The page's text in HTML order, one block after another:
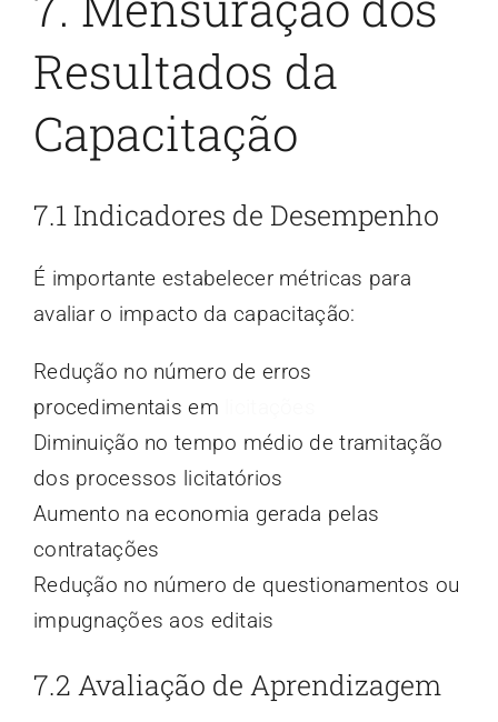
Resultados da
Capacitação
7.1 Indicadores de Desempenho
É importante estabelecer métricas para
avaliar o impacto da capacitação:
Redução no número de erros
procedimentais em
Diminuição no tempo médio de tramitação
dos processos licitatórios
Aumento na economia gerada pelas
contratações
Redução no número de questionamentos ou
impugnações aos editais
7.2 Avaliação de Aprendizagem